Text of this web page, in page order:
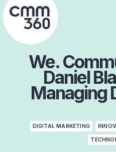
Skip
to
content
We.
Daniel
Managing
DIGITAL MARKETING